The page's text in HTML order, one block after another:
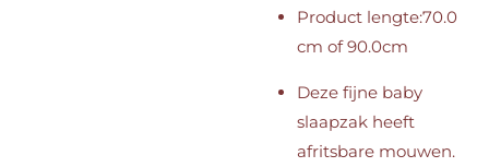
Product lengte:70.0
cm of 90.0cm
Deze fijne baby
slaapzak heeft
afritsbare mouwen.